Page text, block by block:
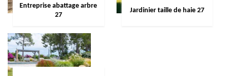
Entreprise abattage arbre
27
Jardinier taille de haie 27